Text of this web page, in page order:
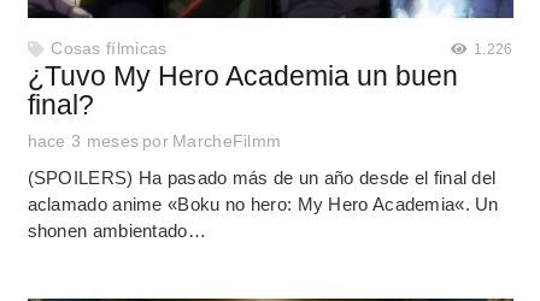
Cosas fílmicas 1.226
¿Tuvo My Hero Academia un buen
final?
hace 3 meses por MarcheFilmm
(SPOILERS) Ha pasado más de un año desde el final del
aclamado anime «Boku no hero: My Hero Academia«. Un
shonen ambientado…